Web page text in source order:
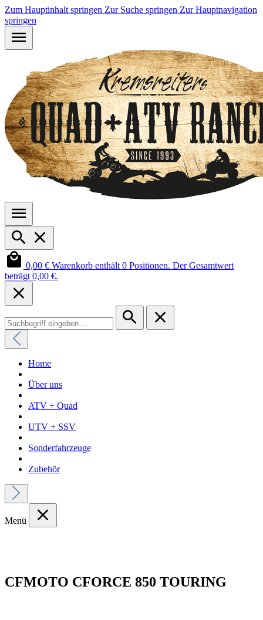
Zum Hauptinhalt springen Zur Suche springen Zur Hauptnavigation
springen
0,00 € Warenkorb enthält 0 Positionen. Der Gesamtwert
beträgt 0,00 €.
Home
Über uns
ATV + Quad
UTV + SSV
Sonderfahrzeuge
Zubehör
Menü
CFMOTO CFORCE 850 TOURING